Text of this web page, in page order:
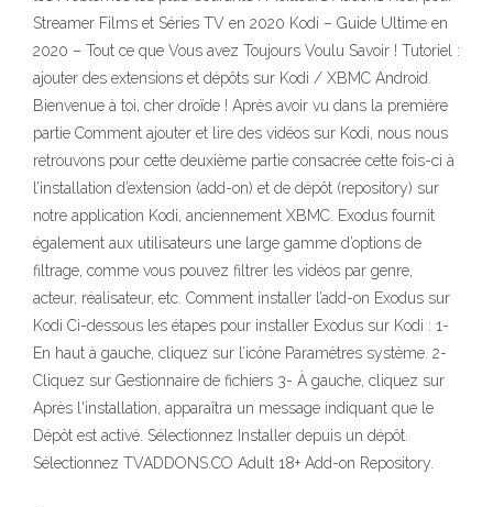
Streamer Films et Séries TV en 2020 Kodi – Guide Ultime en
2020 – Tout ce que Vous avez Toujours Voulu Savoir ! Tutoriel :
ajouter des extensions et dépôts sur Kodi / XBMC Android.
Bienvenue à toi, cher droïde ! Après avoir vu dans la première
partie Comment ajouter et lire des vidéos sur Kodi, nous nous
retrouvons pour cette deuxième partie consacrée cette fois-ci à
l’installation d’extension (add-on) et de dépôt (repository) sur
notre application Kodi, anciennement XBMC. Exodus fournit
également aux utilisateurs une large gamme d’options de
filtrage, comme vous pouvez filtrer les vidéos par genre,
acteur, réalisateur, etc. Comment installer l’add-on Exodus sur
Kodi Ci-dessous les étapes pour installer Exodus sur Kodi : 1-
En haut à gauche, cliquez sur l’icône Paramètres système. 2-
Cliquez sur Gestionnaire de fichiers 3- À gauche, cliquez sur
Après l'installation, apparaîtra un message indiquant que le
Dépôt est activé. Sélectionnez Installer depuis un dépôt.
Sélectionnez TVADDONS.CO Adult 18+ Add-on Repository.